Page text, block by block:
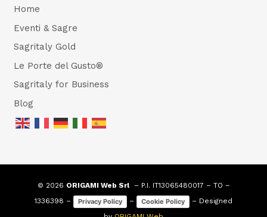
Home
Eventi & Sagre
Sagritaly Gold
Le Porte del Gusto®
Sagritaly for Business
Blog
© 2026 ORIGAMI Web Srl– P.I. IT13065480017 – TO –
1336398 –
Privacy Policy – Cookie Policy
– Designed